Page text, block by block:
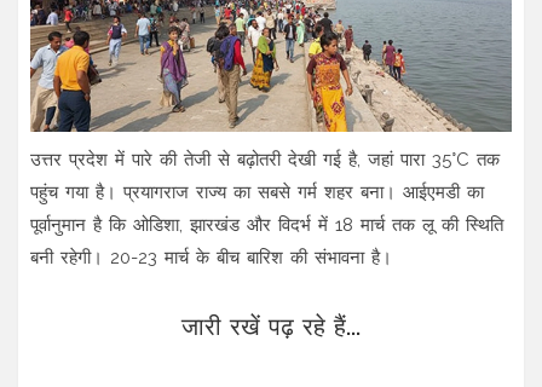
उत्तर प्रदेश में पारे की तेजी से बढ़ोतरी देखी गई है, जहां पारा 35°C तक
पहुंच गया है। प्रयागराज राज्य का सबसे गर्म शहर बना। आईएमडी का
पूर्वानुमान है कि ओडिशा, झारखंड और विदर्भ में 18 मार्च तक लू की स्थिति
बनी रहेगी। 20-23 मार्च के बीच बारिश की संभावना है।
जारी रखें पढ़ रहे हैं...